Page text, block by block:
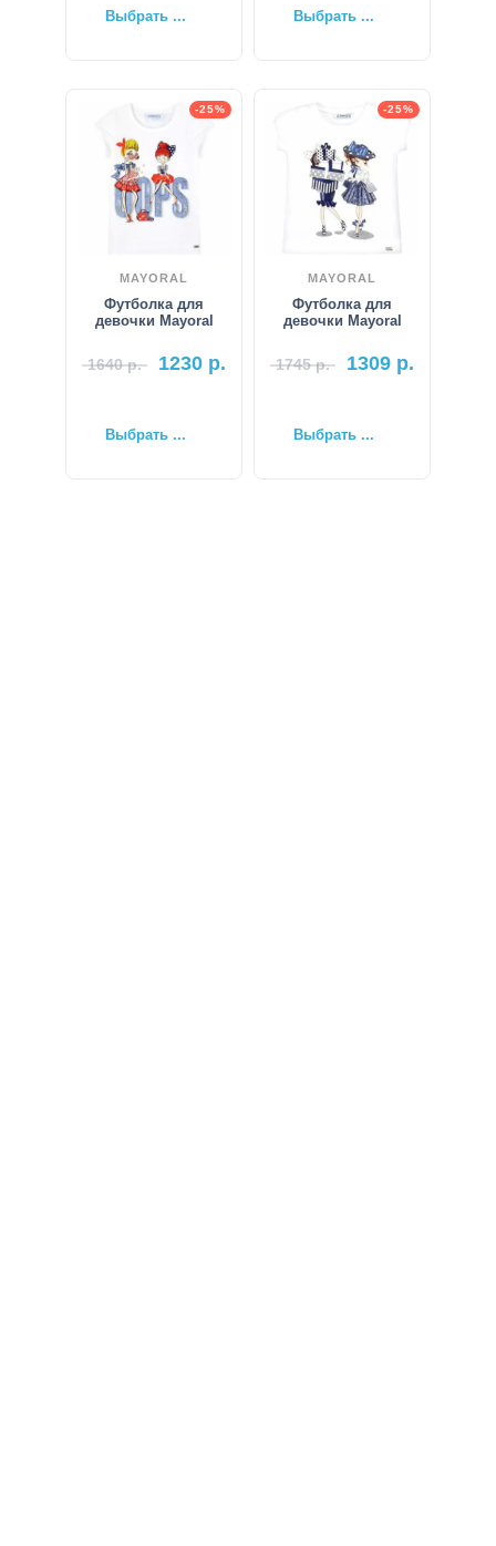
Выбрать ... Выбрать ...
-25%
MAYORAL
Футболка для
девочки Mayoral
1640р. 1230 р.
Выбрать ...
-25%
MAYORAL
Футболка для
девочки Mayoral
1745р. 1309 р.
Выбрать ...